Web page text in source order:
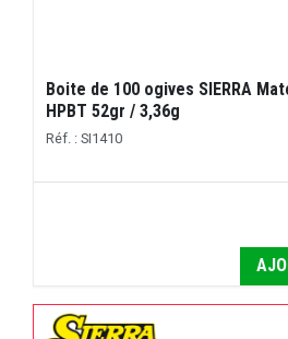
Boite de 100 ogives SIERRA
HPBT 52gr / 3,36g
Réf. : SI1410